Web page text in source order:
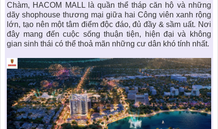
Chàm, HACOM MALLlà quần thể tháp căn hộ và những
dãy shophouse thương mại giữa hai Công viên xanh rộng
lớn, tạo nên một tâm điểm độc đáo, đủ đầy & sầm uất. Nơi
đây mang đến cuộc sống thuận tiện, hiện đại và không
gian sinh thái có thể thoả mãn những cư dân khó tính nhất.